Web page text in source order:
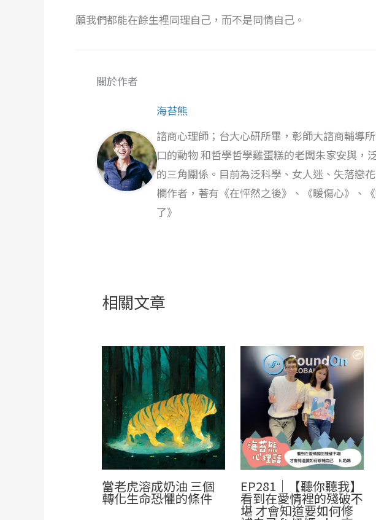
願我們都能在餘生裡同理自己，而不是同情自己。
關於作者
海苔熊
諮商心理師；台大心研所畢，彰師大諮商輔導
口的動物 和哲學哲學雞蛋糕的老闆朱家安與，
的三角關係。目前為泛科學、女人迷、失落戀
欄作者，著有《在怦然之後》、《暖傷心》、
了》
相關文章
當老虎溶成奶油 三個
轉化生命恐懼的條件
EP281｜【聽你聽我】
看到在愛情裡的殘破不
堪 才會知道要如何修